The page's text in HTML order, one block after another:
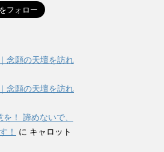
念願の天壇を訪れ
念願の天壇を訪れ
！ 諦めないで、
！
に キャロット